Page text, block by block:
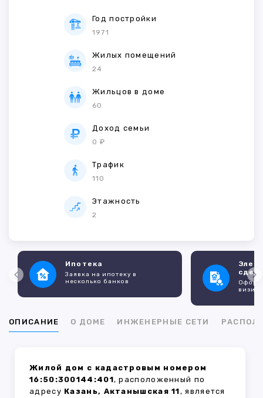
Год постройки
1971
Жилых помещений
24
Жильцов в доме
60
Доход семьи
0 ₽
Трафик
110
Этажность
2
Ипотека
Заявка на ипотеку в
несколько банков
ОПИСАНИЕ О ДОМЕ ИНЖЕНЕРНЫЕ СЕТИ
Жилой дом с кадастровым номером
16:50:300144:401, расположенный по
адресу Казань, Актанышская 11, является